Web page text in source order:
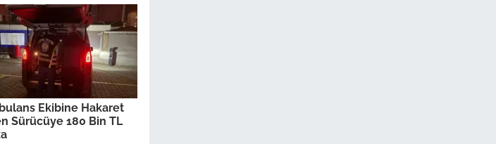
Ekibine Hakaret
Sürücüye 180 Bin TL